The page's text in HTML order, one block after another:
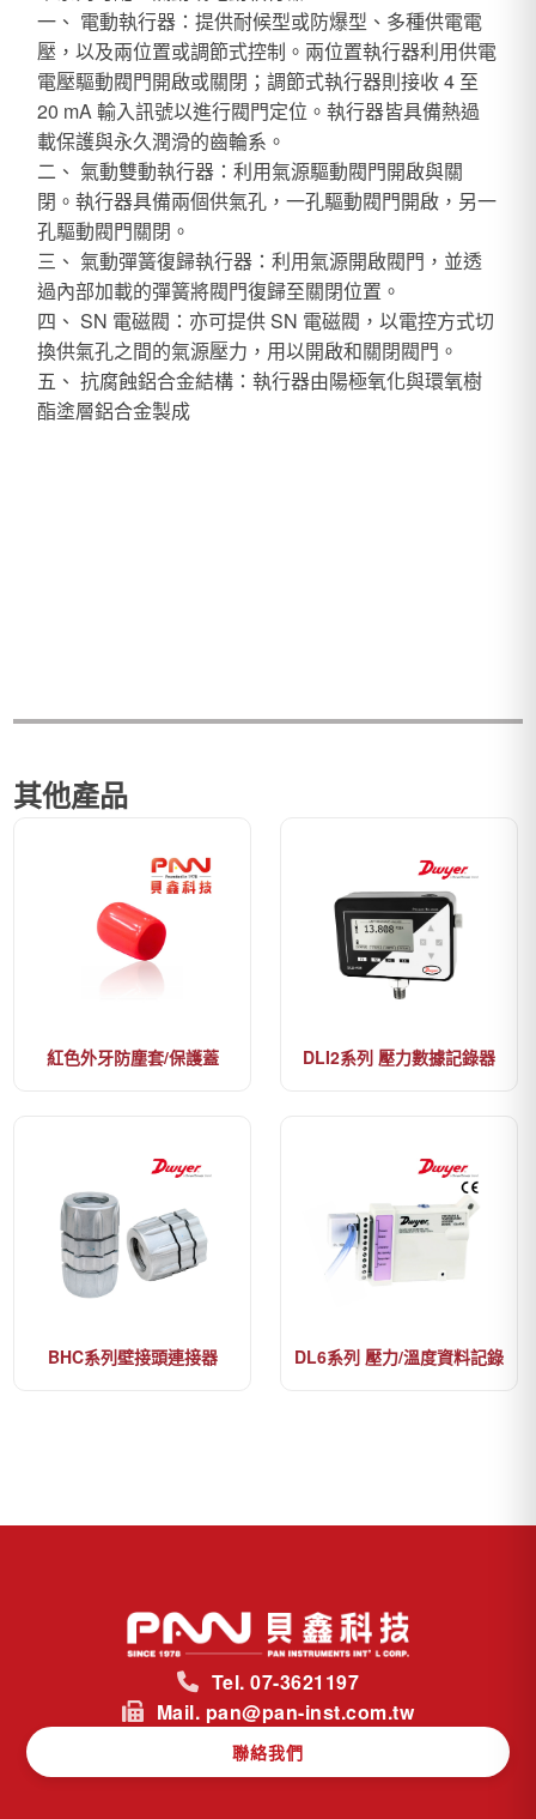
一、 電動執行器：提供耐候型或防爆型、多種供電電
壓，以及兩位置或調節式控制。兩位置執行器利用供電
電壓驅動閥門開啟或關閉；調節式執行器則接收 4 至
20 mA 輸入訊號以進行閥門定位。執行器皆具備熱過
載保護與永久潤滑的齒輪系。
二、 氣動雙動執行器：利用氣源驅動閥門開啟與關
閉。執行器具備兩個供氣孔，一孔驅動閥門開啟，另一
孔驅動閥門關閉。
三、 氣動彈簧復歸執行器：利用氣源開啟閥門，並透
過內部加載的彈簧將閥門復歸至關閉位置。
四、 SN 電磁閥：亦可提供 SN 電磁閥，以電控方式切
換供氣孔之間的氣源壓力，用以開啟和關閉閥門。
五、 抗腐蝕鋁合金結構：執行器由陽極氧化與環氧樹
酯塗層鋁合金製成
其他產品
紅色外牙防塵套/保護蓋 DLI2系列 壓力數據記錄器
BHC系列壁接頭連接器
DL6系列 壓力/溫度資料記錄
Tel. 07-3621197
Mail. pan@pan-inst.com.tw
聯絡我們